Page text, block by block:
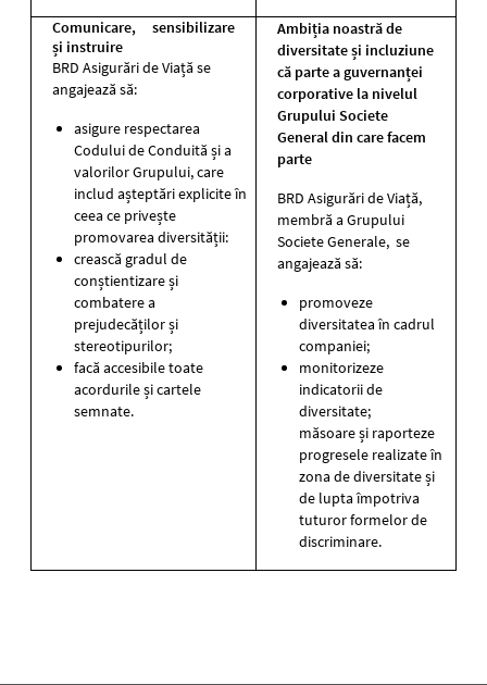
Comunicare, sensibilizare
și instruire
BRD Asigurări de Viață se
angajează să:
asigure respectarea
Codului de Conduită și a
valorilor Grupului, care
includ așteptări explicite în
ceea ce privește
promovarea diversității:
crească gradul de
conștientizare și
combatere a
prejudecăților și
stereotipurilor;
facă accesibile toate
acordurile și cartele
semnate.
Ambiția noastră de
diversitate și incluziune
că parte a guvernanței
corporative la nivelul
Grupului Societe
General din care facem
parte
BRD Asigurări de Viață,
membră a Grupului
Societe Generale, se
angajează să:
promoveze
diversitatea în cadrul
companiei;
monitorizeze
indicatorii de
diversitate;
măsoare și raporteze
progresele realizate în
zona de diversitate și
de lupta împotriva
tuturor formelor de
discriminare.